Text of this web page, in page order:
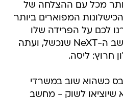
מכל עם ההצלחה של
המפוארים ביותר
לכם על הפרידה שלו
מאפל לטובת פיתוח מחשב ה-NeXT שנכשל, ועתה
חרוץ: ליסה.
ג'ובס כשהוא שוב במשרדי
שיוציאו לשוק - מחשב